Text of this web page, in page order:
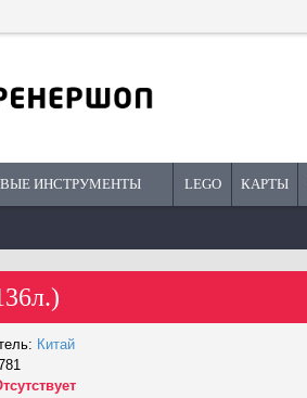
ИНСТРУМЕНТЫ LEGO КАРТЫ
игр ZOOM
Китай